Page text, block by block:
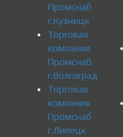
Промснаб
г.Кузнецк
Торговая
компания
Промснаб
г.Волгоград
Торговая
компания
Промснаб
г.Липецк